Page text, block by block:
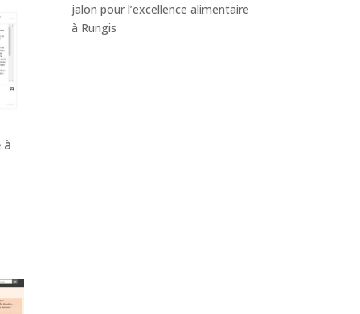
jalon pour l’excellence alimentaire
à Rungis